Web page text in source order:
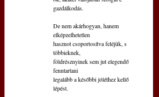
gazdálkodás.
De nem akárhogyan, hanem
elképzelhetetlen
hasznot csoportosítva feléjük, s
többieknek,
földrésznyinek sem jut elegendő
fenntartani
legalább a későbbi jóléthez kellő
lépést.